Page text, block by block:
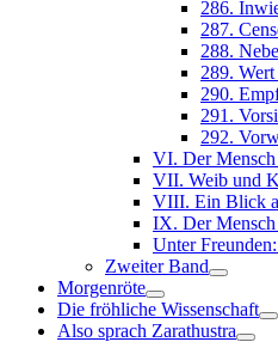
286.
287.
288.
289.
290.
291.
292.
VI. Der
VII. Weib und
VIII. Ein Blick
IX. Der
Unter
Zweiter Band
Morgenröte
Die fröhliche Wissenschaft
Also sprach Zarathustra